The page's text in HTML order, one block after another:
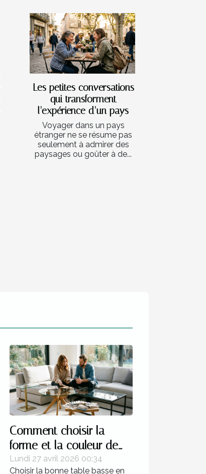
Les petites conversations
qui transforment
l’expérience d’un pays
Voyager dans un pays
étranger ne se résume pas
seulement à admirer des
paysages ou goûter à de...
Comment choisir la
forme et la couleur de
votre table basse en
Lundi 27 avril 2026 00:34
Choisir la bonne table basse en